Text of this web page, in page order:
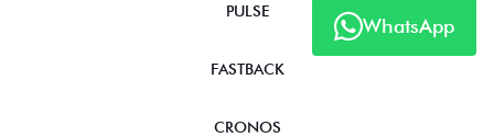
WhatsApp
PULSE
FASTBACK
CRONOS